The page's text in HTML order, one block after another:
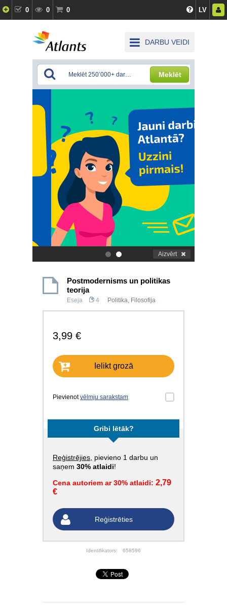
0 0 0 LV
DARBU VEIDI
Meklēt
. Aizvērt
Postmodernisms un politikas
teorija
Eseja 4 Politika, Filosofija
3,99 €
Ielikt grozā
Pievienotvēlmju sarakstam
Gribi lētāk?
Reģistrējies , pievieno 1 darbu un
saņem 30% atlaidi!
Cena autoriem ar 30% atlaidi: 2,79
€
Reģistrēties
Identifikators: 658596